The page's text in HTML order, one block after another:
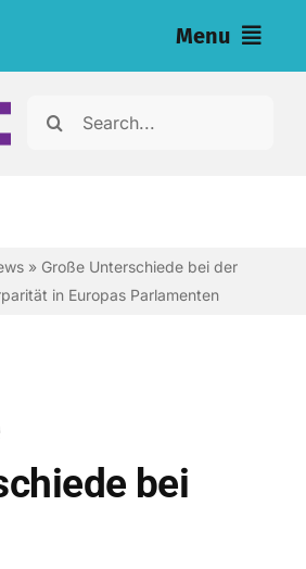
Menu
Search
» Große Unterschiede bei der
in Europas Parlamenten
bei